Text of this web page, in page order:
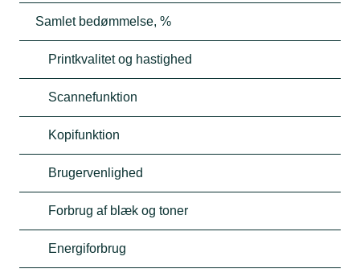
Samlet bedømmelse, %
Printkvalitet og hastighed
Scannefunktion
Kopifunktion
Brugervenlighed
Forbrug af blæk og toner
Energiforbrug